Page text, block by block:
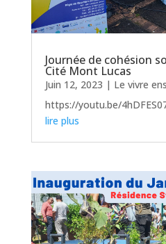
Journée de cohésion
Cité Mont Lucas
Juin 12, 2023 | Le vivre
https://youtu.be/
lire plus